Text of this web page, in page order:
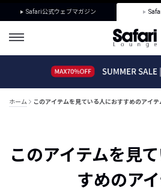
Safari公式ウェブマガジン
ホーム このアイテムを見ている人におすすめのアイテ
このアイテムを見
すめのア